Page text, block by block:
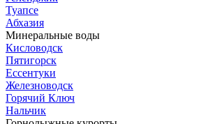
Туапсе
Абхазия
Минеральные воды
Кисловодск
Пятигорск
Ессентуки
Железноводск
Горячий Ключ
Нальчик